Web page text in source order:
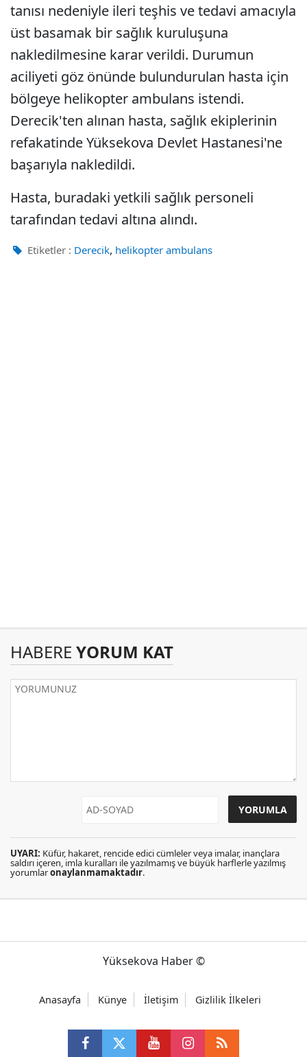
tanısı nedeniyle ileri teşhis ve tedavi amacıyla
üst basamak bir sağlık kuruluşuna
nakledilmesine karar verildi. Durumun
aciliyeti göz önünde bulundurulan hasta için
bölgeye helikopter ambulans istendi.
Derecik'ten alınan hasta, sağlık ekiplerinin
refakatinde Yüksekova Devlet Hastanesi'ne
başarıyla nakledildi.
Hasta, buradaki yetkili sağlık personeli
tarafından tedavi altına alındı.
Etiketler : Derecik, helikopter ambulans
HABERE YORUM KAT
UYARI: Küfür, hakaret, rencide edici cümleler veya imalar, inançlara
saldırı içeren, imla kuralları ile yazılmamış ve büyük harflerle yazılmış
yorumlaronaylanmamaktadır.
Yüksekova Haber ©
Anasayfa Künye İletişim Gizlilik İlkeleri